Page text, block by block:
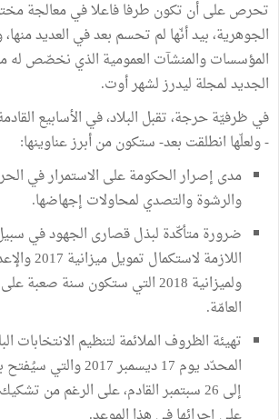
تحرص على أن تكون طرفا فاعلا في معالجة
الجوهرية، بيد أنّها لم تحسم بعد في العديد
المؤسسات والمنشآت العمومية الذي نخصّص له
الجديد لمجلة ليدرز لشهر أوت.
في ظرفيّة حرجة، تقبل البلاد، في الأسابيع
- ولعلّها انطلقت بعد- ستكون من أبرز عناوينها:
مدى إصرار الحكومة على الاستمرار في
والرشوة والتصدي لمحاولات إجهاضها.
ضرورة متأكّدة لبذل قصارى الجهود في سبيل
اللازمة
ولميزانية 2018 التي ستكون سنة
العامّة.
تهيئة الظروف الملائمة لتنظيم الانتخابات
إلى 26 سبتمبر القادم، على الرغم من